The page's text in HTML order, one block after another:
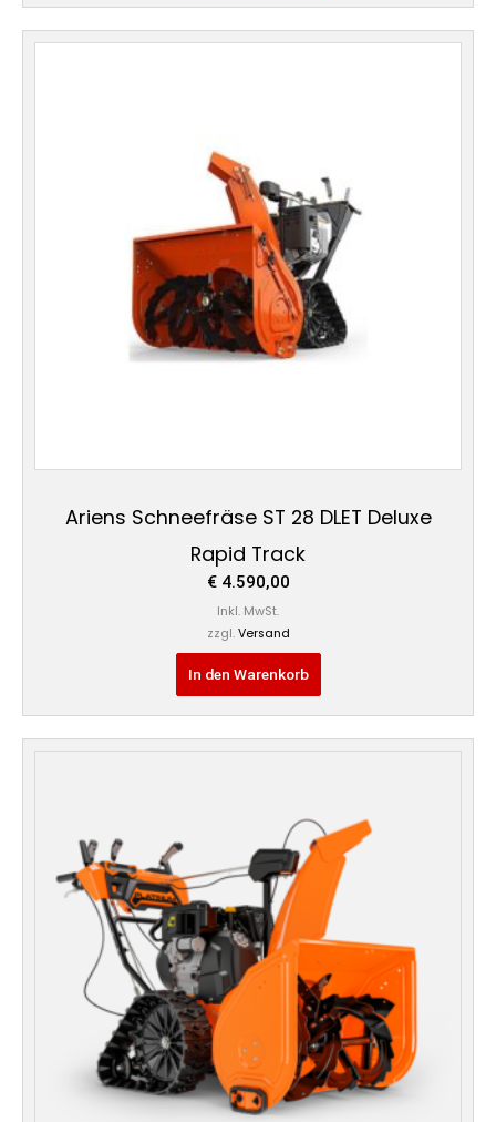
Ariens Schneefräse ST 28 DLET Deluxe
Rapid Track
€4.590,00
Inkl. MwSt.
zzgl. Versand
In den Warenkorb